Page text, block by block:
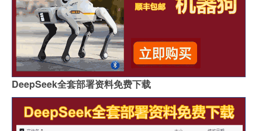
DeepSeek全套部署资料免费下载